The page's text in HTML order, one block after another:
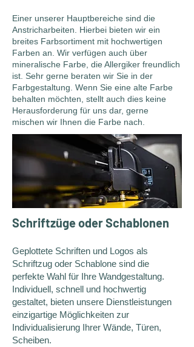
Einer unserer Hauptbereiche sind die
Anstricharbeiten. Hierbei bieten wir ein
breites Farbsortiment mit hochwertigen
Farben an. Wir verfügen auch über
mineralische Farbe, die Allergiker freundlich
ist. Sehr gerne beraten wir Sie in der
Farbgestaltung. Wenn Sie eine alte Farbe
behalten möchten, stellt auch dies keine
Herausforderung für uns dar, gerne
mischen wir Ihnen die Farbe nach.
Schriftzüge oder Schablonen
Geplottete Schriften und Logos als
Schriftzug oder Schablone sind die
perfekte Wahl für Ihre Wandgestaltung.
Individuell, schnell und hochwertig
gestaltet, bieten unsere Dienstleistungen
einzigartige Möglichkeiten zur
Individualisierung Ihrer Wände, Türen,
Scheiben.